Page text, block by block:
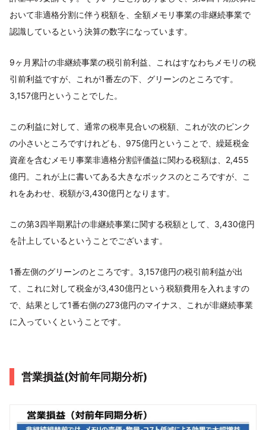
おいて非適格分割に伴う税額を、全額メモリ事業の非継続事業で
認識しているという決算の数字になっています。
9ヶ月累計の非継続事業の税引前利益、これはすなわちメモリの税
引前利益ですが、これが1番左の下、グリーンのところです。
3,157億円ということでした。
この利益に対して、通常の税率見合いの税額、これが次のピンク
の小さいところですけれども、975億円ということで、繰延税金
資産を含むメモリ事業非適格分割評価益に関わる税額は、2,455
億円。これが上に書いてある大きなボックスのところですが、こ
れをあわせ、税額が3,430億円となります。
この第3四半期累計の非継続事業に関する税額として、3,430億円
を計上しているということでございます。
1番左側のグリーンのところです。3,157億円の税引前利益が出
て、これに対して税金が3,430億円という税額費用を入れますの
で、結果として1番右側の273億円のマイナス、これが非継続事業
に入っていくということです。
営業損益(対前年同期分析)